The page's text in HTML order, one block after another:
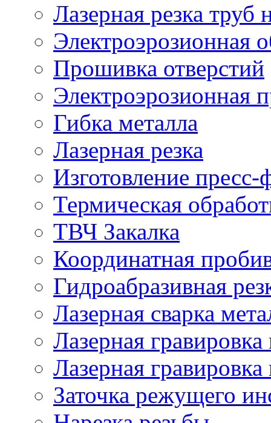
Лазерная резка труб
Электроэрозионная
Прошивка отверстий
Электроэрозионная
Гибка металла
Лазерная резка
Изготовление
Термическая
ТВЧ Закалка
Координатная
Гидроабразивная
Лазерная сварка
Лазерная гравировка
Лазерная
Заточка режущего